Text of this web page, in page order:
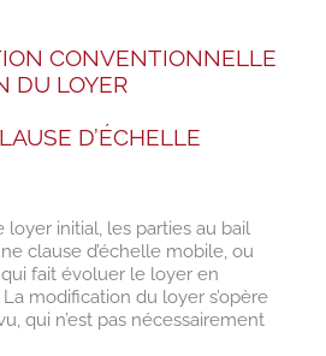
CONVENTIONNELLE
DU LOYER
D’ÉCHELLE
loyer initial, les parties au bail
clause d’échelle mobile, ou
fait évoluer le loyer en
modification du loyer s’opère
qui n’est pas nécessairement